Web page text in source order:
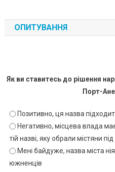
ОПИТУВАННЯ
Як ви ставитесь до рішення
Порт-
Позитивно, ця назва
Негативно, місцева влада
тій назві, яку обрали містяни
Мені байдуже, назва міста
южненців